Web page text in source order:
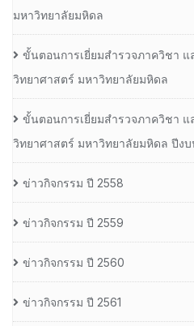
มหาวิทยาลัยมหิดล
ขั้นตอนการเยี่ยมสำรวจภาควิชา
วิทยาศาสตร์ มหาวิทยาลัยมหิดล
ขั้นตอนการเยี่ยมสำรวจภาควิชา
วิทยาศาสตร์ มหาวิทยาลัยมหิดล ปีง
ข่าวกิจกรรม ปี 2558
ข่าวกิจกรรม ปี 2559
ข่าวกิจกรรม ปี 2560
ข่าวกิจกรรม ปี 2561